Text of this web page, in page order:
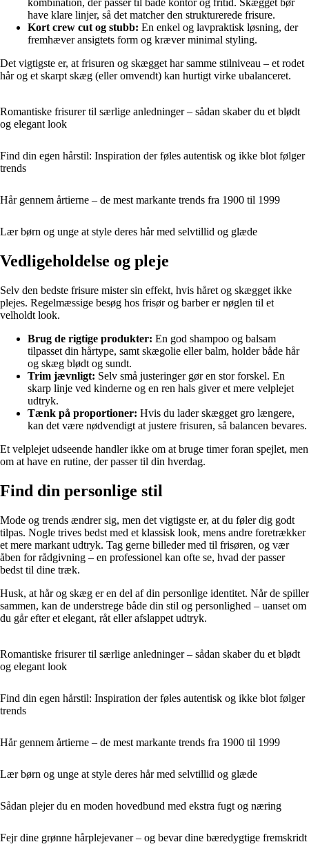
kombination, der passer til både kontor og fritid. Skægget bør
have klare linjer, så det matcher den strukturerede frisure.
Kort crew cut og stubb: En enkel og lavpraktisk løsning, der
fremhæver ansigtets form og kræver minimal styling.
Det vigtigste er, at frisuren og skægget har samme stilniveau – et rodet
hår og et skarpt skæg (eller omvendt) kan hurtigt virke ubalanceret.
Romantiske frisurer til særlige anledninger – sådan skaber du et blødt
og elegant look
Find din egen hårstil: Inspiration der føles autentisk og ikke blot følger
trends
Hår gennem årtierne – de mest markante trends fra 1900 til 1999
Lær børn og unge at style deres hår med selvtillid og glæde
Vedligeholdelse og pleje
Selv den bedste frisure mister sin effekt, hvis håret og skægget ikke
plejes. Regelmæssige besøg hos frisør og barber er nøglen til et
velholdt look.
Brug de rigtige produkter: En god shampoo og balsam
tilpasset din hårtype, samt skægolie eller balm, holder både hår
og skæg blødt og sundt.
Trim jævnligt: Selv små justeringer gør en stor forskel. En
skarp linje ved kinderne og en ren hals giver et mere velplejet
udtryk.
Tænk på proportioner: Hvis du lader skægget gro længere,
kan det være nødvendigt at justere frisuren, så balancen bevares.
Et velplejet udseende handler ikke om at bruge timer foran spejlet, men
om at have en rutine, der passer til din hverdag.
Find din personlige stil
Mode og trends ændrer sig, men det vigtigste er, at du føler dig godt
tilpas. Nogle trives bedst med et klassisk look, mens andre foretrækker
et mere markant udtryk. Tag gerne billeder med til frisøren, og vær
åben for rådgivning – en professionel kan ofte se, hvad der passer
bedst til dine træk.
Husk, at hår og skæg er en del af din personlige identitet. Når de spiller
sammen, kan de understrege både din stil og personlighed – uanset om
du går efter et elegant, råt eller afslappet udtryk.
Romantiske frisurer til særlige anledninger – sådan skaber du et blødt
og elegant look
Find din egen hårstil: Inspiration der føles autentisk og ikke blot følger
trends
Hår gennem årtierne – de mest markante trends fra 1900 til 1999
Lær børn og unge at style deres hår med selvtillid og glæde
Sådan plejer du en moden hovedbund med ekstra fugt og næring
Fejr dine grønne hårplejevaner – og bevar dine bæredygtige fremskridt